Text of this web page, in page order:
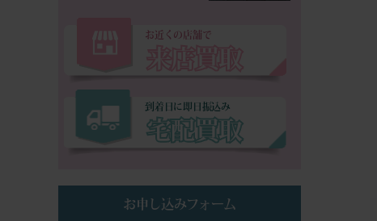
お近くの店舗で
到着日に即日振込み
宅配買取
お申し込みフォーム